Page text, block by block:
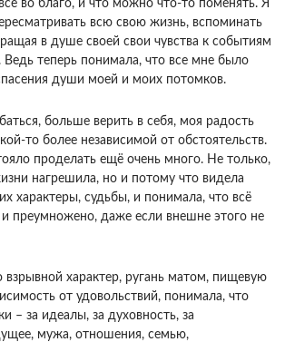
во благо, и что можно что-то поменять. Я
всю свою жизнь, вспоминать
в душе своей свои чувства к событиям
Ведь теперь понимала, что все мне было
души моей и моих потомков.
больше верить в себя, моя радость
то более независимой от обстоятельств.
проделать ещё очень много. Не только,
нагрешила, но и потому что видела
характеры, судьбы, и понимала, что всё
преумножено, даже если внешне этого не
взрывной характер, ругань матом, пищевую
от удовольствий, понимала, что
– за идеалы, за духовность, за
мужа, отношения, семью,